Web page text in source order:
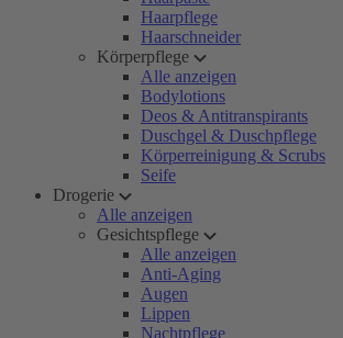
Haarpflege
Haarschneider
Körperpflege
Alle anzeigen
Bodylotions
Deos & Antitranspirants
Duschgel & Duschpflege
Körperreinigung & Scrubs
Seife
Drogerie
Alle anzeigen
Gesichtspflege
Alle anzeigen
Anti-Aging
Augen
Lippen
Nachtpflege